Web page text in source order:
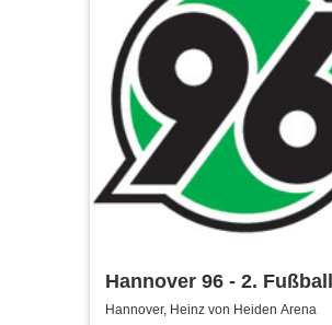
Hannover 96 - 2. Fußball
Bundesliga Saison 2026/
Hannover, Heinz von Heiden Arena